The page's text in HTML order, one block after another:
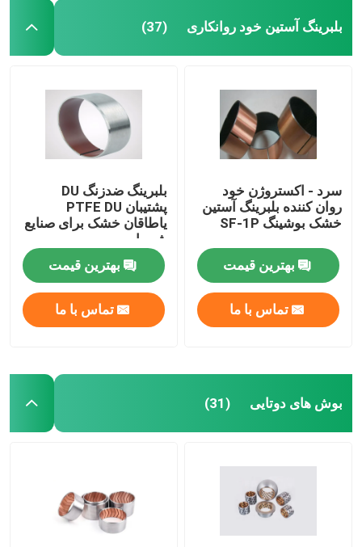
بلبرینگ آستین خود روانکاری (37)
سرد - اکستروژن خود
روان کننده بلبرینگ آستین
خشک بوشینگ SF-1P
بهترین قیمت
تماس با ما
بلبرینگ ضدزنگ DU
پشتیبان PTFE DU
یاطاقان خشک برای صنایع
شیمیایی
بهترین قیمت
تماس با ما
بوش های دوتایی (31)